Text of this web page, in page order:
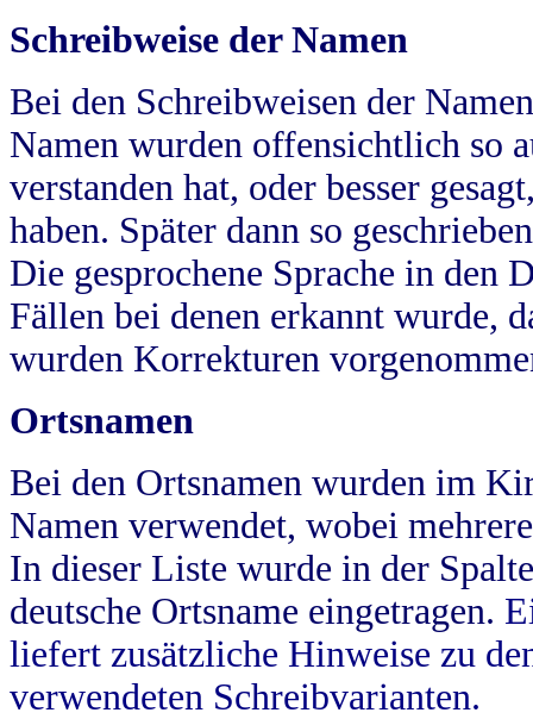
Schreibweise der Namen
Bei den Schreibweisen der
Namen wurden offensichtlich so
verstanden hat, oder besser
haben. Später dann so
Die gesprochene Sprache in
Fällen bei denen erkannt wurde,
wurden Korrekturen
Ortsnamen
Bei den Ortsnamen wurden im
Namen verwendet, wobei
In dieser Liste wurde in der
deutsche Ortsname eingetragen.
liefert zusätzliche Hinweise zu
verwendeten Schreibvarianten.